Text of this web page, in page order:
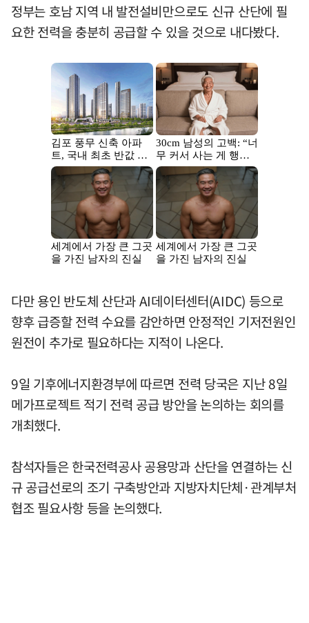
정부는 호남 지역 내 발전설비만으로도 신규 산단에 필
요한 전력을 충분히 공급할 수 있을 것으로 내다봤다.
다만 용인 반도체 산단과 AI데이터센터(AIDC) 등으로
향후 급증할 전력 수요를 감안하면 안정적인 기저전원인
원전이 추가로 필요하다는 지적이 나온다.
9일 기후에너지환경부에 따르면 전력 당국은 지난 8일
메가프로젝트 적기 전력 공급 방안을 논의하는 회의를
개최했다.
참석자들은 한국전력공사 공용망과 산단을 연결하는 신
규 공급선로의 조기 구축방안과 지방자치단체·관계부처
협조 필요사항 등을 논의했다.